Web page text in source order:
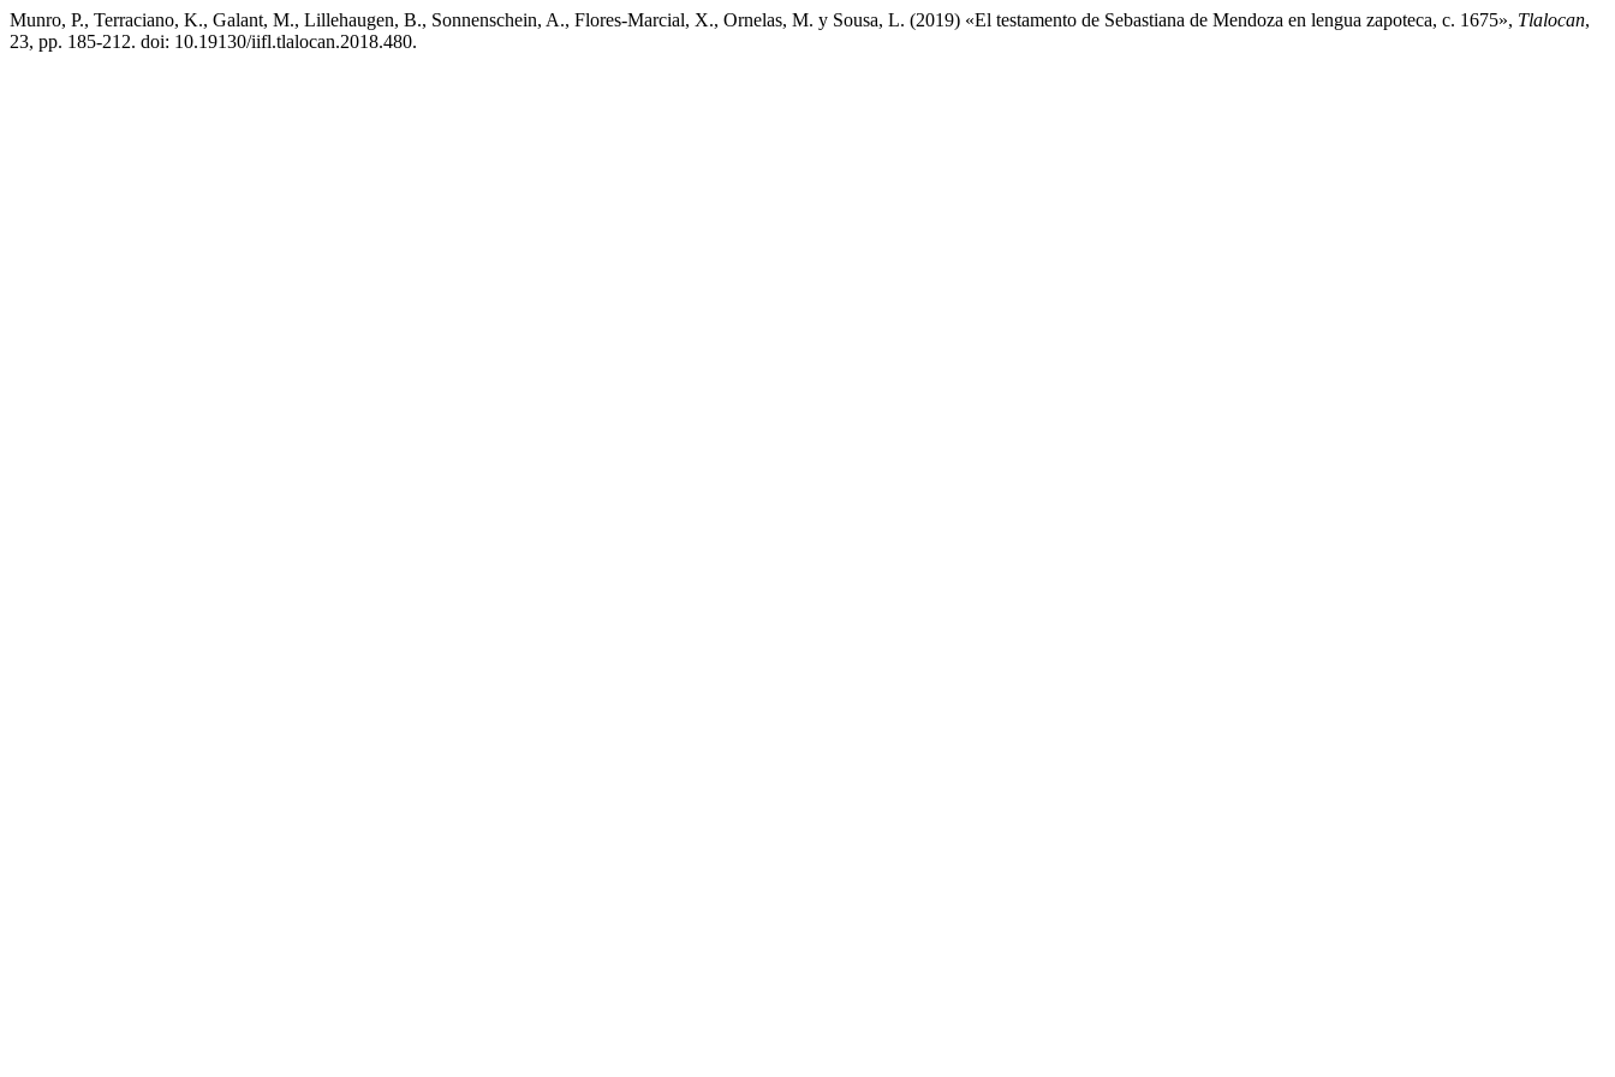
Munro, P., Terraciano, K., Galant, M., Lillehaugen, B., Sonnenschein, A., Flores-Marcial, X., Ornelas, M. y Sousa, L. (2019) «El testamento de Sebastiana de Mendoza en lengua zapoteca, c. 1675», Tlalocan,
23, pp. 185-212. doi: 10.19130/iifl.tlalocan.2018.480.